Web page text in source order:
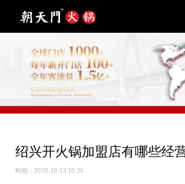
绍兴开火锅加盟店有哪些经
时间：2020-10-13 10:26